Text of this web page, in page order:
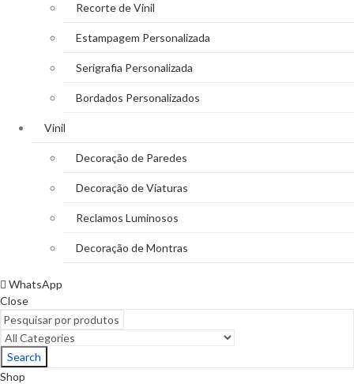
Recorte de Vinil
Estampagem Personalizada
Serigrafia Personalizada
Bordados Personalizados
Vinil
Decoração de Paredes
Decoração de Viaturas
Reclamos Luminosos
Decoração de Montras
WhatsApp
Close
Search
Shop